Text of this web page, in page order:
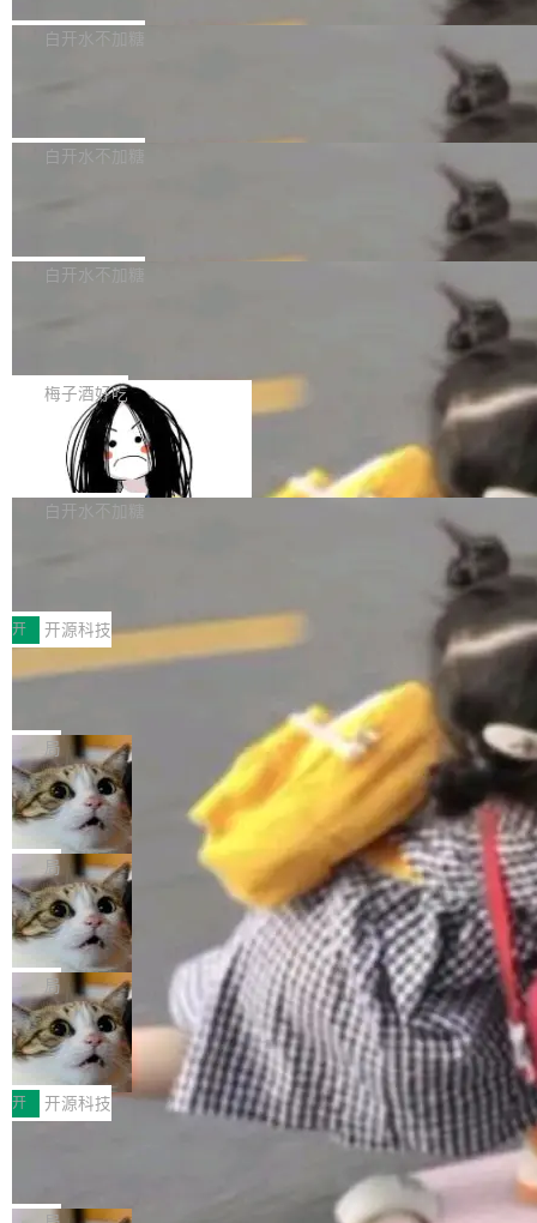
不得生成涉及安全性的关键变更，除非作者本身
36个月。 公告显示，本次宇树科技战略配售对
员工参与设立的专项资产管理计划。其中，Dee
获配9...
Bug fixes and enhancements 修复多次传递同
一个回归问题，该问题导致拉取镜像时会拒绝包
题，该问题可能导致在旧版 Linux 内核...
白开水不加糖
e 孵化器项目管理委员会（IPMC）投票中获得
P）！这一里程碑不仅标志着 Fluss 迈入新的发
白开水不加糖
长期停止内容更新，未能实现其作为“AI版维基百
提交的编辑请求也长期处于待处理状态。 Groki
pedia 于去年底上线，定位为由人工智能生成内
容的百科平台，被马斯克视为传统众包百科网站
维基百科的替代方案。Lawfare 调查发现，无论
热门页面还是低关注度页面，均未出现近期更
白开水不加糖
是这样的：配 MessageSource 的 Bean、写 R
eloadableResourceBundleMessageSource、
声明 LocaleResolver、注册 LocaleChangeInt
erceptor…五六步之后才能看到第一行翻译文
本。 Solon 换了个方式。整个 i18n 模块围绕三
梅子酒好吃
Apache Doris 4.1 全面增强 Iceberg：
支持 UPDATE、MERGE INTO 与 Iceb
erg V3
Apache Doris 4.1 要补齐的，正是缺失的那一
半。在已有查询能力的基础上，Doris 进一步支
常维护操作，并完整支持 Iceberg V3 格式。
白开水不加糖
村国家自主创新示范区会议中心开幕。本届大会
由中关村智联软件服务业质量创新联盟主办，以
“智构可信·质创未来——AI原生时代的质量新范
式”为主题，直面AI从实验室走向规模化产业落地
的核心质量命题。会上，《2026智能研发生产力
工具选型手册》发布，Testin云测的Testin XAge
nt智能测试系统入选AI测试领域代表产品。对CI
O而言，这提示了一个转变：AI测试正在从效率
工具升级为企业的质量基础设施。 CIO面对的新
现实 过去两年，CIO们的焦虑清单上多了两项：
一是如何让大模型和智能体应用安全地从PoC走
向生产，二是如何让测试团队跟得上AI应用...
开 开源科技
让非法状态不可表示：一篇关于 ADT
有一种东西，一旦用过就回不去了。Alex Fedos
eev 管它叫"软件设计的基石"。 他说的东西不新
鲜——代数数据类型（ADT），尤其是和类型
（sum type）。但他说清楚了一件事：这不是类
型系统的学术体操，是日常编码的思维方式。 文
章从一个简单的例子切入。一个网站的深色主题
设置，如果用布尔值 + 可空字段来表示——bool
ean 表示是否可切换，nullable 的默认模式、浅
色方案、深色方案——会产生大量无意义的组
合。方案缺了、配置冲突了、全 null 了。要知道
哪些组合有效，作者说，你得靠"文档、校验、或
者部落知识"。 换个写法。Rust 的 enum，两个
变体：Switchable...
局
Cloudflare 开源内部企业 AI 平台 Clou
dflare OS
Cloudflare 发布了一个开源项目 Cloudflare O
S。如果你只看官方博客，你会觉得这是又一
个"AI 知识库 + 聊天机器人"——每个大厂都在
做，没什么新鲜的。 但 Kenton Varda 在 Twitte
r 上把事情说清楚了： 今天我们发布了 Cloudfla
re OS，一个带连接器的聊天机器人，跟其他所
有科技公司做的一样。只不过，实际上它不一
样。这是 Sandstorm.io 的重制版，我十年前的
那个创业公司。不同的是，这次它构建在 Cloudf
lare Workers 上——我花了九年时间搭建的平台
——并且深度集成了 AI。这基本上是我十年秘密
局
Deno 团队开源 Celld，可自托管的分
布式 Durable Objects
Ryan Dahl 领导的 Deno 团队推出了最新开源项
目 Celld，一个能在自己机器上运行 Cloudflare
Workers 和 Durable Objects 的守护进程。 设
计思路很直接：每个对象是一个独立的 SQLite
数据库，按名称寻址，复制到你自己的 S3 兼容
存储库里。节点之间只通过这个存储库协调——
没有控制平面，没有共识协议。每个对象自带一
个小型数据库，应用天然按分片构建，单个数据
库的竞争和爆炸半径问题在设计层面就被消除
了。 闲置的 cell 会休眠到几乎不占资源。当 cel
局
鲁大师7月新机性能/流畅/AI榜：vivo夺
性能、流畅双第一，三星Galaxy Z系列
新折叠缺席
2026年7月的手机市场，由于存储等硬件成本暴
增，手机厂商的日子也不好过啊，新机速度明显
放缓，因此硝烟味淡了许多。新机参数规格除开
Fold8 / Z Flip8）外，其余要么是中低端机器，
例如iQOO Z11i、REDMI Note 17、REDMI No
开 开源科技
Zed 编辑器团队发布了新项目——DeltaDB，一
个在 git commit 之间记录每一次编辑操作的版